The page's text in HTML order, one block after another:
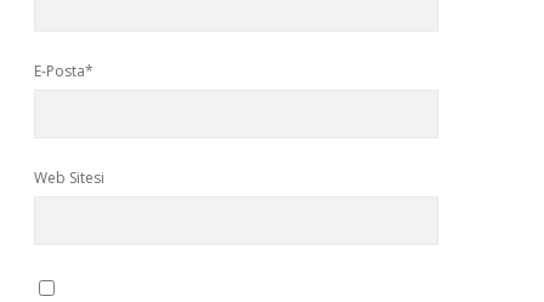
E-Posta*
Web Sitesi